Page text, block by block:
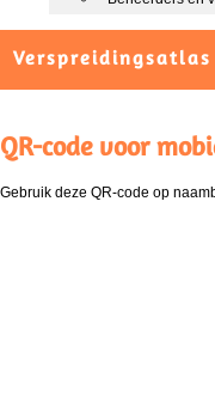
Verspreidingsatlas
QR-code voor
Gebruik deze QR-code op